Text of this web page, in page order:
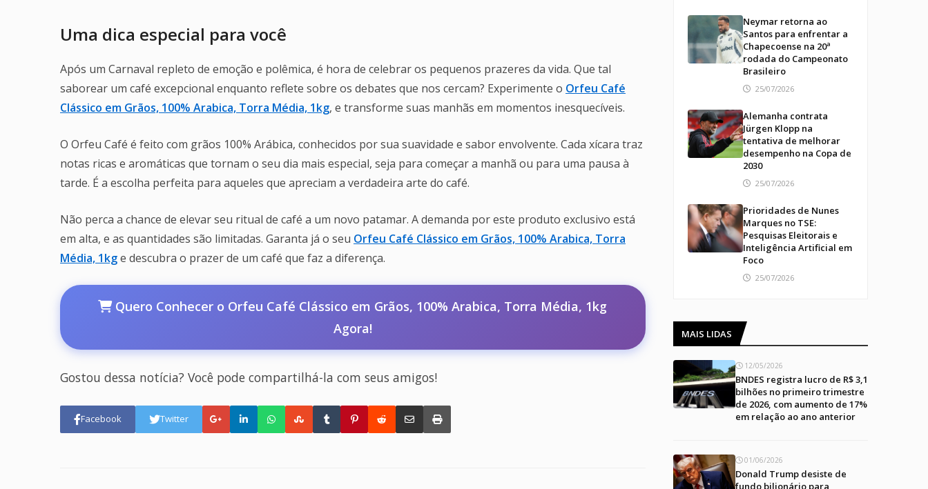
Uma dica especial para você
Após um Carnaval repleto de emoção e polêmica, é hora de celebrar os pequenos prazeres da vida. Que tal
saborear um café excepcional enquanto reflete sobre os debates que nos cercam? Experimente o Orfeu Café
Clássico em Grãos, 100% Arabica, Torra Média, 1kg, e transforme suas manhãs em momentos inesquecíveis.
O Orfeu Café é feito com grãos 100% Arábica, conhecidos por sua suavidade e sabor envolvente. Cada xícara traz
notas ricas e aromáticas que tornam o seu dia mais especial, seja para começar a manhã ou para uma pausa à
tarde. É a escolha perfeita para aqueles que apreciam a verdadeira arte do café.
Não perca a chance de elevar seu ritual de café a um novo patamar. A demanda por este produto exclusivo está
em alta, e as quantidades são limitadas. Garanta já o seu Orfeu Café Clássico em Grãos, 100% Arabica, Torra
Média, 1kge descubra o prazer de um café que faz a diferença.
Quero Conhecer o Orfeu Café Clássico em Grãos, 100% Arabica, Torra Média, 1kg
Agora!
Gostou dessa notícia? Você pode compartilhá-la com seus amigos!
Facebook Twitter
Neymar retorna ao
Santos para enfrentar a
Chapecoense na 20ª
rodada do Campeonato
Brasileiro
25/07/2026
Alemanha contrata
Jürgen Klopp na
tentativa de melhorar
desempenho na Copa de
2030
25/07/2026
Prioridades de Nunes
Marques no TSE:
Pesquisas Eleitorais e
Inteligência Artificial em
Foco
25/07/2026
MAIS LIDAS
12/05/2026
BNDES registra lucro de R$ 3,1
bilhões no primeiro trimestre
de 2026, com aumento de 17%
em relação ao ano anterior
01/06/2026
Donald Trump desiste de
fundo bilionário para